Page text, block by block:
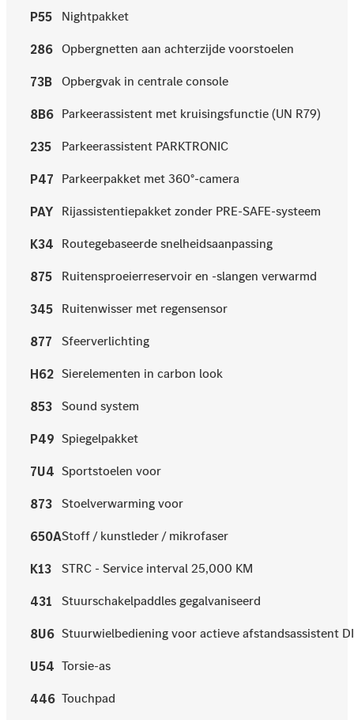
P55 Nightpakket
286 Opbergnetten aan achterzijde voorstoelen
73B Opbergvak in centrale console
8B6 Parkeerassistent met kruisingsfunctie (UN R79)
235 Parkeerassistent PARKTRONIC
P47 Parkeerpakket met 360°-camera
PAY Rijassistentiepakket zonder PRE-SAFE-systeem
K34 Routegebaseerde snelheidsaanpassing
875 Ruitensproeierreservoir en -slangen verwarmd
345 Ruitenwisser met regensensor
877 Sfeerverlichting
H62 Sierelementen in carbon look
853 Sound system
P49 Spiegelpakket
7U4 Sportstoelen voor
873 Stoelverwarming voor
650AStoff / kunstleder / mikrofaser
K13 STRC - Service interval 25,000 KM
431 Stuurschakelpaddles gegalvaniseerd
8U6 Stuurwielbediening voor actieve afstandsassistent
U54 Torsie-as
446 Touchpad